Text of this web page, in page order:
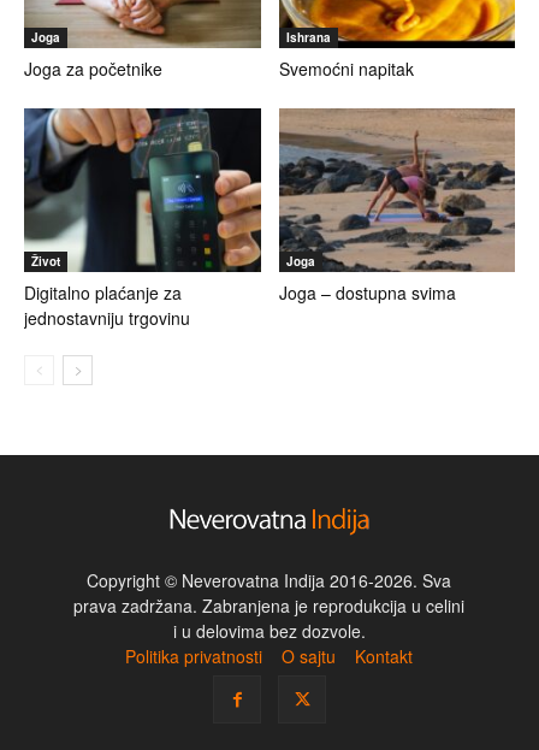
Joga
Joga za početnike
Ishrana
Svemoćni napitak
Život
Digitalno plaćanje za
jednostavniju trgovinu
Joga
Joga – dostupna svima
Copyright © Neverovatna Indija 2016-2026. Sva
prava zadržana. Zabranjena je reprodukcija u celini
i u delovima bez dozvole.
Politika privatnosti
O sajtu Kontakt